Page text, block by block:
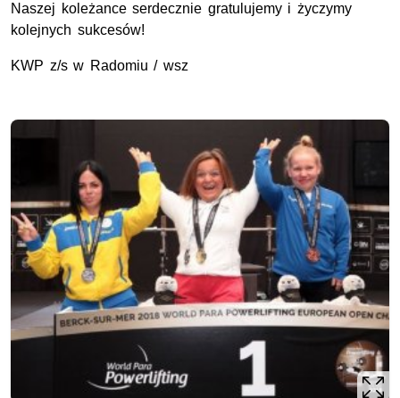
Naszej koleżance serdecznie gratulujemy i życzymy
kolejnych sukcesów!
KWP z/s w Radomiu / wsz